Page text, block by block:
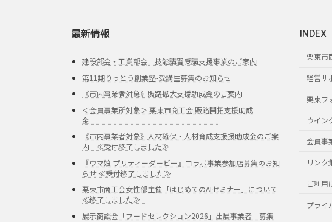
最新情報
建設部会・工業部会 技能講習受講支援事業のご案内
第11期りっとう創業塾-受講生募集のお知らせ
《市内事業者対象》販路拡大支援助成金のご案内
＜会員事業所対象＞ 栗東市商工会 販路開拓支援助成
金
《市内事業者対象》人材確保・人材育成支援援助成金のご案
内 ≪受付終了しました≫
『ウマ娘 プリティーダービー』コラボ事業参加店募集のお知
らせ ≪受付終了しました≫
栗東市商工会女性部主催「はじめてのAIセミナー」について
≪終了しました≫
展示商談会「フードセレクション2026」出展事業者 募集
INDEX
栗東市
経営サ
栗東フ
ウイン
会員事
リンク
ご利用
プライ